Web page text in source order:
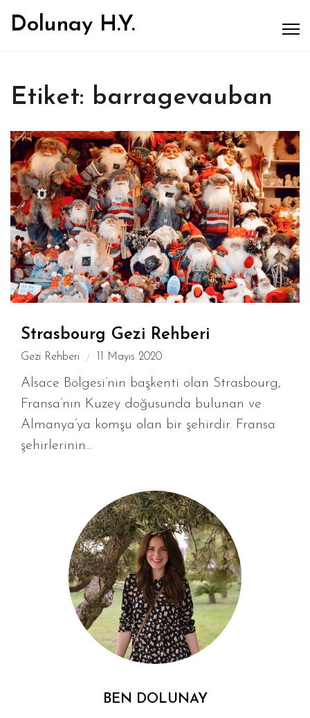
Dolunay H.Y.
Etiket: barragevauban
Strasbourg Gezi Rehberi
Gezi Rehberi 11 Mayıs 2020
Alsace Bölgesi’nin başkenti olan Strasbourg,
Fransa’nın Kuzey doğusunda bulunan ve
Almanya’ya komşu olan bir şehirdir. Fransa
şehirlerinin...
BEN DOLUNAY